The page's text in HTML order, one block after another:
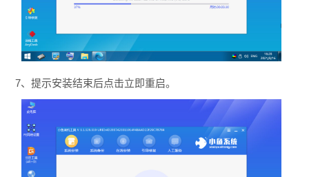
7、提示安装结束后点击立即重启。